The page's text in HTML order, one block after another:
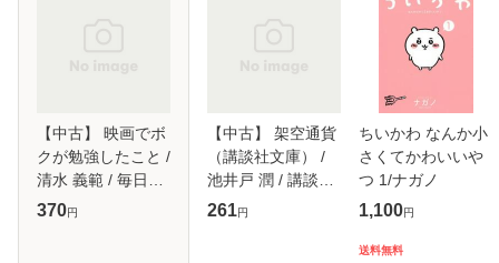
【中古】 映画でボ
クが勉強したこと /
清水 義範 / 毎日新
聞社 [単行本]【メ
370円
【中古】 架空通貨
（講談社文庫） /
池井戸 潤 / 講談社
[文庫]【メール便送
261円
ちいかわ なんか小
さくてかわいいや
つ 1/ナガノ
1,100円
送料無料